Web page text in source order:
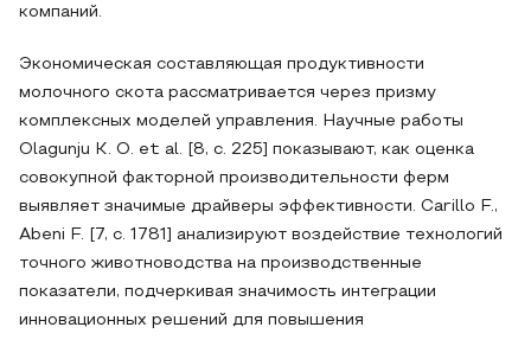
компаний.
Экономическая составляющая продуктивности
молочного скота рассматривается через призму
комплексных моделей управления. Научные работы
Olagunju K. O. et al. [8, с. 225] показывают, как оценка
совокупной факторной производительности ферм
выявляет значимые драйверы эффективности. Carillo F.,
Abeni F. [7, с. 1781] анализируют воздействие технологий
точного животноводства на производственные
показатели, подчеркивая значимость интеграции
инновационных решений для повышения